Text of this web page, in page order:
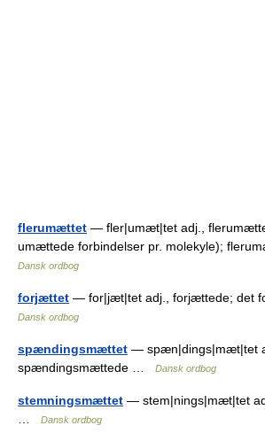
flerumættet — fler|umæt|tet adj.,
umættede forbindelser pr. molekyle);
Dansk ordbog
forjættet — for|jæt|tet adj., forjættede; det
Dansk ordbog
spændingsmættet — spæn|dings|mæt|tet
spændingsmættede …
Dansk ordbog
stemningsmættet — stem|nings|mæt|tet
Dansk ordbog